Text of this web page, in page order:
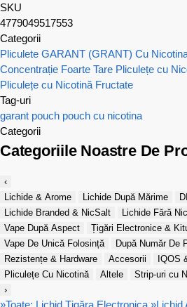
SKU
4779049517553
Categorii
Pliculete GARANT (GRANT) Cu
Concentrație Foarte Tare Pliculețe cu
Pliculețe cu Nicotină Fructate
Tag-uri
garant pouch pouch cu nicotina
Categorii
Categoriile Noastre De
‹
Lichide & Arome
Lichide După Mărime
Lichide Branded & NicSalt
Lichide Fără
Vape După Aspect
Țigări Electronice &
Vape De Unică Folosință
După Număr De
Rezistențe & Hardware
Accesorii
IQOS
Pliculețe Cu Nicotină
Altele
Strip-uri cu
›
»Toate: Lichid Țigăra Electronica »Lichid